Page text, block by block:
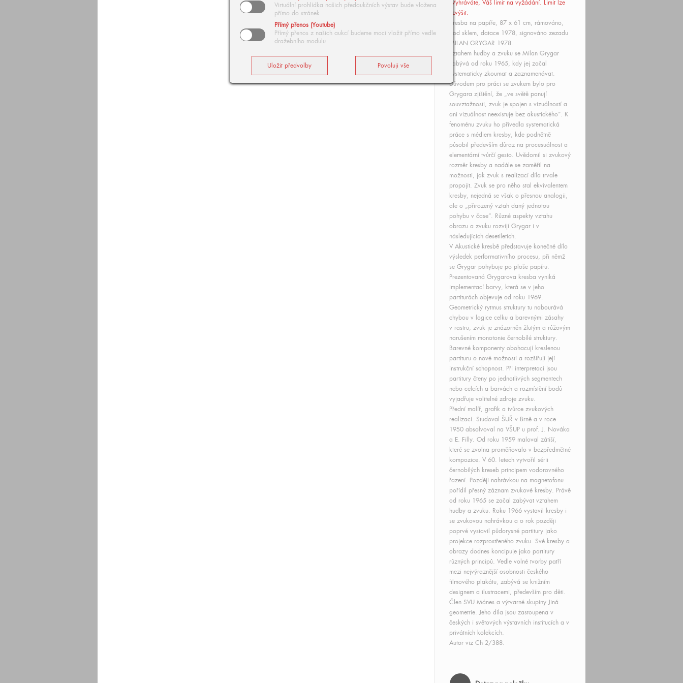
Virtuální prohlídka našich předaukčních výstav bude vložena
přímo do stránek
Přímý přenos (Youtube)
Přímý přenos z našich aukcí budeme moci vložit přímo vedle
dražebního modulu
Vyhráváte, Váš limit na vyžádání. Limit lze
zvýšit.
Kresba na papíře, 87 x 61 cm, rámováno,
pod sklem, datace 1978, signováno zezadu
MILAN GRYGAR 1978.
Vztahem hudby a zvuku se Milan Grygar
zabývá od roku 1965, kdy jej začal
systematicky zkoumat a zaznamenávat.
Důvodem pro práci se zvukem bylo pro
Grygara zjištění, že „ve světě panují
souvztažnosti, zvuk je spojen s vizuálností a
ani vizuálnost neexistuje bez akustického“. K
fenoménu zvuku ho přivedla systematická
práce s médiem kresby, kde podnětně
působil především důraz na procesuálnost a
elementární tvůrčí gesto. Uvědomil si zvukový
rozměr kresby a nadále se zaměřil na
možnosti, jak zvuk s realizací díla trvale
propojit. Zvuk se pro něho stal ekvivalentem
kresby, nejedná se však o přesnou analogii,
ale o „přirozený vztah daný jednotou
pohybu v čase“. Různé aspekty vztahu
obrazu a zvuku rozvíjí Grygar i v
následujících desetiletích.
V Akustické kresbě představuje konečné dílo
výsledek performativního procesu, při němž
se Grygar pohybuje po ploše papíru.
Prezentovaná Grygarova kresba vyniká
implementací barvy, která se v jeho
partiturách objevuje od roku 1969.
Geometrický rytmus struktury tu nabourává
chybou v logice celku a barevnými zásahy
v rastru, zvuk je znázorněn žlutým a růžovým
narušením monotonie černobílé struktury.
Barevné komponenty obohacují kreslenou
partituru o nové možnosti a rozšiřují její
instrukční schopnost. Při interpretaci jsou
partitury čteny po jednotlivých segmentech
nebo celcích a barvách a rozmístění bodů
vyjadřuje volitelné zdroje zvuku.
Přední malíř, grafik a tvůrce zvukových
realizací. Studoval ŠUŘ v Brně a v roce
1950 absolvoval na VŠUP u prof. J. Nováka
a E. Filly. Od roku 1959 maloval zátiší,
které se zvolna proměňovalo v bezpředmětné
kompozice. V 60. letech vytvořil sérii
černobílých kreseb principem vodorovného
řazení. Později nahrávkou na magnetofonu
pořídil přesný záznam zvukové kresby. Právě
od roku 1965 se začal zabývat vztahem
hudby a zvuku. Roku 1966 vystavil kresby i
se zvukovou nahrávkou a o rok později
poprvé vystavil půdorysné partitury jako
projekce rozprostřeného zvuku. Své kresby a
obrazy dodnes koncipuje jako partitury
různých principů. Vedle volné tvorby patří
mezi nejvýraznější osobnosti českého
filmového plakátu, zabývá se knižním
designem a ilustracemi, především pro děti.
Člen SVU Mánes a výtvarné skupiny Jiná
geometrie. Jeho díla jsou zastoupena v
českých i světových výstavních institucích a v
privátních kolekcích.
Autor viz Ch 2/388.